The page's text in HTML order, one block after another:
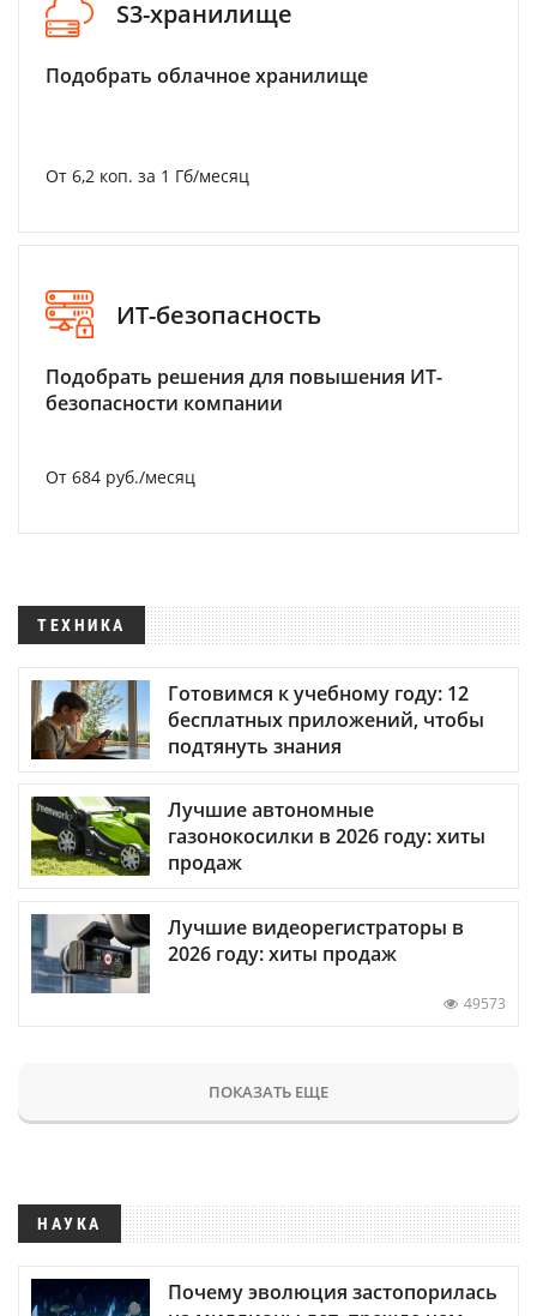
S3-хранилище
Подобрать облачное хранилище
От 6,2 коп. за 1 Гб/месяц
ИТ-безопасность
Подобрать решения для повышения ИТ-
безопасности компании
От 684 руб./месяц
ТЕХНИКА
Готовимся к учебному году: 12
бесплатных приложений, чтобы
подтянуть знания
Лучшие автономные
газонокосилки в 2026 году: хиты
продаж
Лучшие видеорегистраторы в
2026 году: хиты продаж
49573
ПОКАЗАТЬ ЕЩЕ
НАУКА
Почему эволюция застопорилась